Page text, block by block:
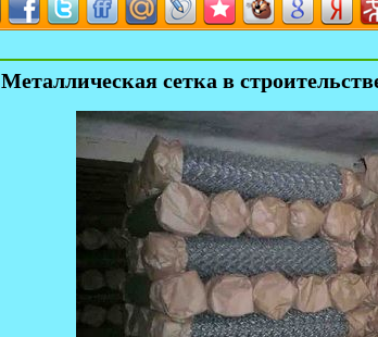
Металлическая сетка в